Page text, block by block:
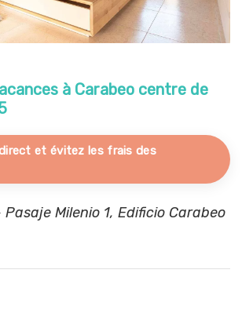
à Carabeo centre de
et évitez les frais des
Milenio 1, Edificio Carabeo